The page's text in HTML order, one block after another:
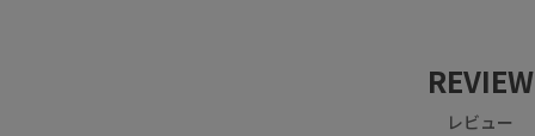
REVIEW
レビュー